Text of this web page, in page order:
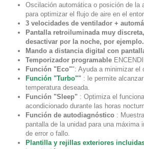
Oscilación automática o posición de la
para optimizar el flujo de aire en el
3 velocidades de ventilador +
Pantalla retroiluminada muy
desactivar por la noche, por ejemplo.
Mando a distancia digital con
Temporizador programable
Función "Eco"": Ayuda a minimizar el
Función "Turbo"" : le permite
temperatura deseada.
Función "Sleep" : Optimiza el
acondicionado durante las horas
Función de autodiagnóstico :
pantalla de la unidad para una máxima
de error o fallo.
Plantilla y rejillas exteriores